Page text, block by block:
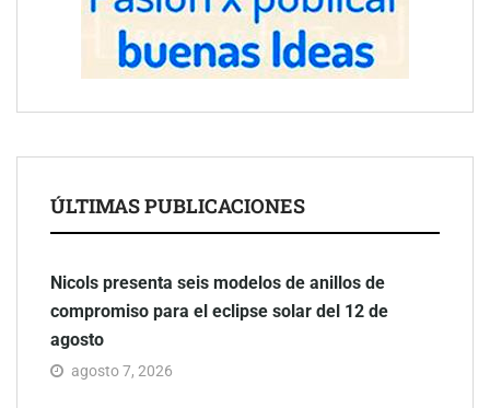
ÚLTIMAS PUBLICACIONES
Nicols presenta seis modelos de anillos de
compromiso para el eclipse solar del 12 de
agosto
agosto 7, 2026